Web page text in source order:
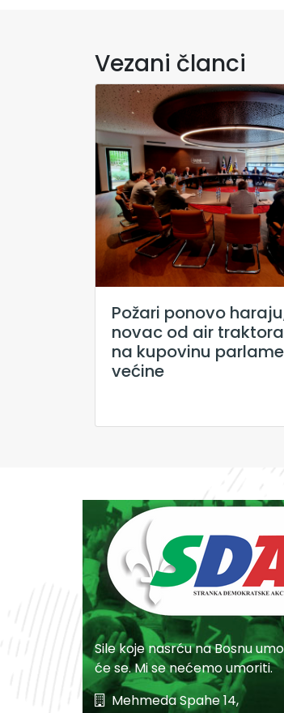
Vezani članci
Požari ponovo
novac od air
na kupovinu
većine
Sile koje nasrću na Bosnu
će se. Mi se nećemo umoriti.
Mehmeda Spahe 14,